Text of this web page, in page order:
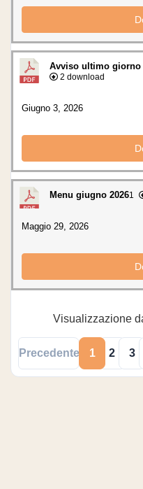
Avviso ultimo giorno
2 download
Giugno 3, 2026
Menu giugno 20261
Maggio 29, 2026
Visualizzazione
Precedente 1 2 3